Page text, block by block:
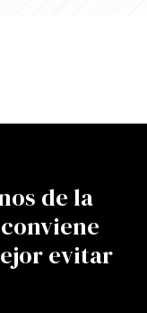
de la
evitar